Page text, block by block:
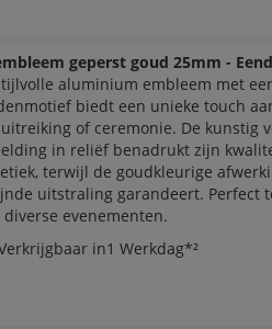
geperst goud 25mm -
aluminium embleem met
biedt een unieke touch
of ceremonie. De kunstig
in reliëf benadrukt zijn
terwijl de goudkleurige
uitstraling garandeert. Perfect
diverse evenementen.
in1 Werkdag*²